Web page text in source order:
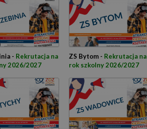
- Rekrutacja na
2026/2027
ZS Bytom - Rekrutacja na
rok szkolny 2026/2027